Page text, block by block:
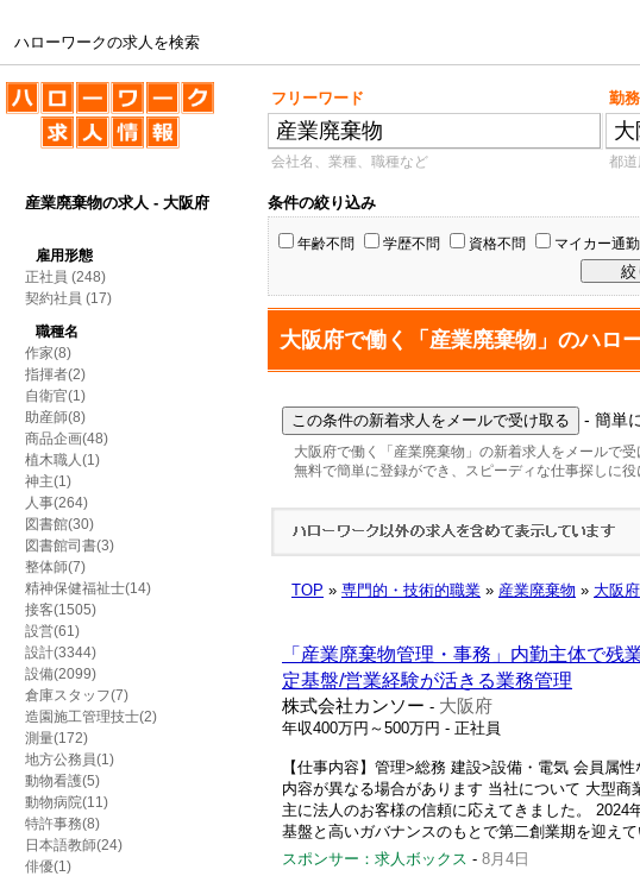
ハローワークの求人を検索
ハローワークの求人を検索 フリーワード 勤
会社名、業種、職種など 都
産業廃棄物の求人 - 大阪府
雇用形態
正社員 (248)
契約社員 (17)
職種名
作家(8)
指揮者(2)
自衛官(1)
助産師(8)
商品企画(48)
植木職人(1)
神主(1)
人事(264)
図書館(30)
図書館司書(3)
整体師(7)
精神保健福祉士(14)
接客(1505)
設営(61)
設計(3344)
設備(2099)
倉庫スタッフ(7)
造園施工管理技士(2)
測量(172)
地方公務員(1)
動物看護(5)
動物病院(11)
特許事務(8)
日本語教師(24)
俳優(1)
条件の絞り込み
年齢不問 学歴不問 資格不問 マイカー通
大阪府で働く「産業廃棄物」のハロ
- 簡単
大阪府で働く「産業廃棄物」の新着求人をメールで受
無料で簡単に登録ができ、スピーディな仕事探しに役
TOP » 専門的・技術的職業 » 産業廃棄物 » 大阪府
「産業廃棄物管理・事務」内勤主体で
定基盤/営業経験が活きる業務管理
株式会社カンソー - 大阪府
年収400万円～500万円 - 正社員
【仕事内容】管理>総務 建設>設備・電気 会員属
内容が異なる場合があります 当社について 大型商
主に法人のお客様の信頼に応えてきました。
基盤と高いガバナンスのもとで第二創業期を迎え
スポンサー：求人ボックス - 8月4日